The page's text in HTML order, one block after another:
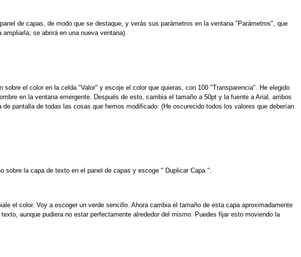
de capas, de modo que se destaque, y verás sus parámetros en la ventana "Parámetros", que
se abrirá en una nueva ventana).
el color en la celda "Valor" y escoje el color que quieras, con 100 "Transparencia". He elegido
en la ventana emergente. Después de esto, cambia el tamaño a 50pt y la fuente a Arial, ambos
pantalla de todas las cosas que hemos modificado: (He oscurecido todos los valores que deberían
la capa de texto en el panel de capas y escoge " Duplicar Capa ":
el color. Voy a escoger un verde sencillo. Ahora cambia el tamaño de esta capa aproximadamente
aunque pudiera no estar perfectamente alrededor del mismo. Puedes fijar esto moviendo la